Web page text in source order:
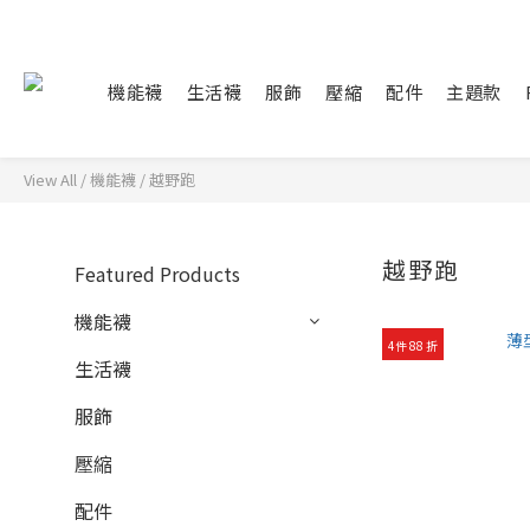
機能襪 生活襪 服飾 壓縮 配件 主題款
View All /機能襪 /越野跑
Featured Products
機能襪
生活襪
服飾
壓縮
配件
越野跑
4件 88 折